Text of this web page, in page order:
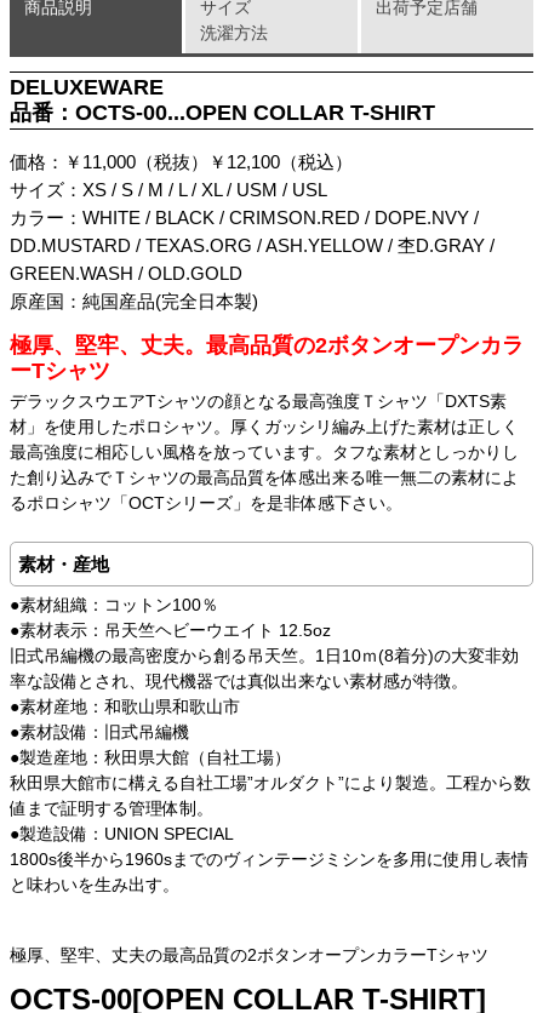
商品説明
DELUXEWARE
品番：OCTS-00...OPEN COLLAR T-SHIRT
価格：￥11,000（税抜）￥12,100（税込）
サイズ：XS / S / M / L / XL / USM / USL
カラー：WHITE / BLACK / CRIMSON.RED / DOPE.NVY /
DD.MUSTARD / TEXAS.ORG / ASH.YELLOW / 杢D.GRAY /
GREEN.WASH / OLD.GOLD
原産国：純国産品(完全日本製)
極厚、堅牢、丈夫。最高品質の2ボタンオープンカラ
ーTシャツ
デラックスウエアTシャツの顔となる最高強度Ｔシャツ「DXTS素
材」を使用したポロシャツ。厚くガッシリ編み上げた素材は正しく
最高強度に相応しい風格を放っています。タフな素材としっかりし
た創り込みでＴシャツの最高品質を体感出来る唯一無二の素材によ
るポロシャツ「OCTシリーズ」を是非体感下さい。
素材・産地
●素材組織：コットン100％
●素材表示：吊天竺ヘビーウエイト 12.5oz
旧式吊編機の最高密度から創る吊天竺。1日10ｍ(8着分)の大変非効
率な設備とされ、現代機器では真似出来ない素材感が特徴。
●素材産地：和歌山県和歌山市
●素材設備：旧式吊編機
●製造産地：秋田県大館（自社工場）
秋田県大館市に構える自社工場”オルダクト”により製造。工程から数
値まで証明する管理体制。
●製造設備：UNION SPECIAL
1800s後半から1960sまでのヴィンテージミシンを多用に使用し表情
と味わいを生み出す。
サイズ
洗濯方法
出荷予定店舗
極厚、堅牢、丈夫の最高品質の2ボタンオープンカラーTシャツ
OCTS-00[OPEN COLLAR T-SHIRT]